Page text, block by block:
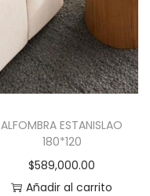
ALFOMBRA ESTANISLAO
180*120
$589,000.00
Añadir al carrito